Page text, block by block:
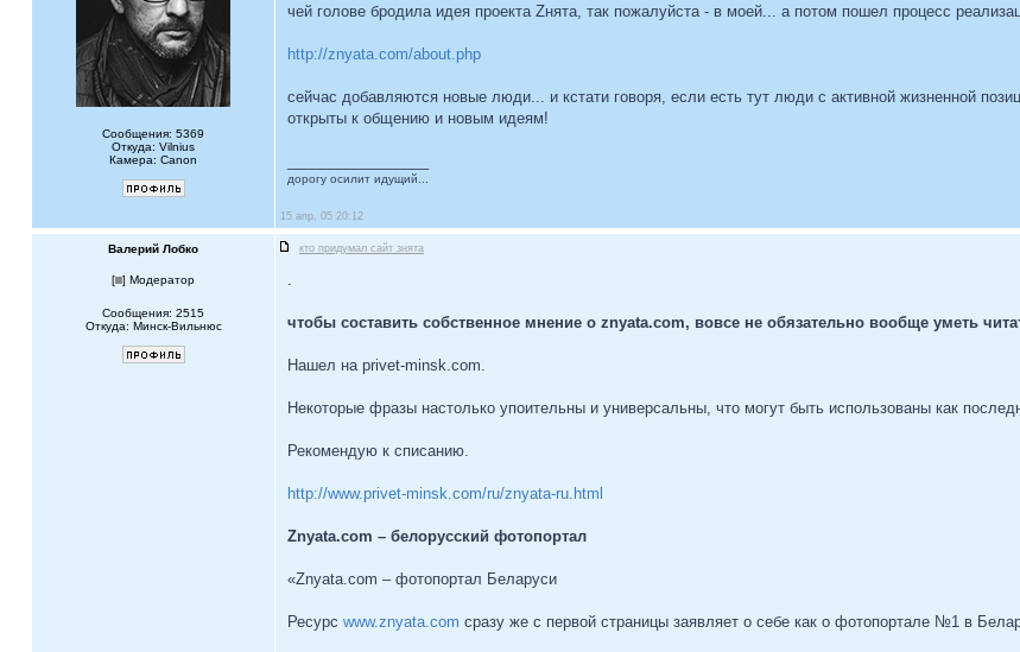
Сообщения: 5369
Откуда: Vilnius
Камера: Canon
чей голове бродила идея проекта Zнята, так пожалуйста - в моей... а потом пошел процесс
http://znyata.com/about.php
сейчас добавляются новые люди... и кстати говоря, если есть тут люди с активной жизненной
открыты к общению и новым идеям!
дорогу осилит идущий...
15 апр, 05 20:12
Валерий Лобко кто придумал сайт знята
[ ] Модератор
Сообщения: 2515
Откуда: Минск-Вильнюс
.
чтобы составить собственное мнение о znyata.com, вовсе не обязательно вообще уметь
Нашел на privet-minsk.com.
Некоторые фразы настолько упоительны и универсальны, что могут быть использованы как
Рекомендую к списанию.
http://www.privet-minsk.com/ru/znyata-ru.html
Znyata.com – белорусский фотопортал
«Znyata.com – фотопортал Беларуси
Ресурс www.znyata.com сразу же с первой страницы заявляет о себе как о фотопортале №1 в